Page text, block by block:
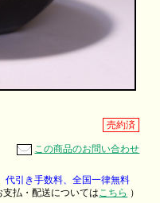
売約済
この商品のお問い合わせ
代引き手数料、全国一律無料
支払・配送については こちら ）